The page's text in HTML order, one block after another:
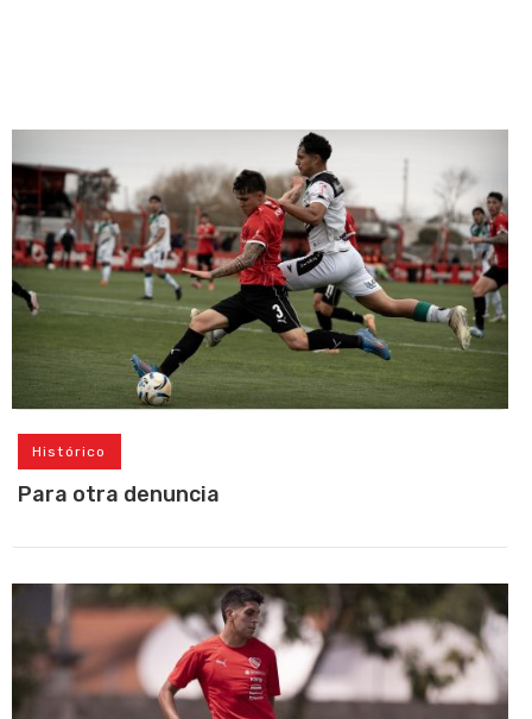
Histórico
Para otra denuncia